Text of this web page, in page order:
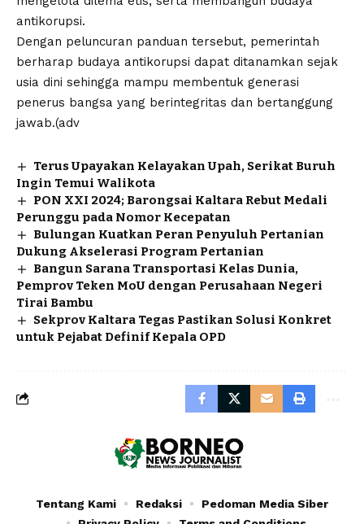
antikorupsi.
Dengan peluncuran panduan tersebut, pemerintah
berharap budaya antikorupsi dapat ditanamkan sejak
usia dini sehingga mampu membentuk generasi
penerus bangsa yang berintegritas dan bertanggung
jawab.(adv
Terus Upayakan Kelayakan Upah, Serikat Buruh
Ingin Temui Walikota
PON XXI 2024; Barongsai Kaltara Rebut Medali
Perunggu pada Nomor Kecepatan
Bulungan Kuatkan Peran Penyuluh Pertanian
Dukung Akselerasi Program Pertanian
Bangun Sarana Transportasi Kelas Dunia,
Pemprov Teken MoU dengan Perusahaan Negeri
Tirai Bambu
Sekprov Kaltara Tegas Pastikan Solusi Konkret
untuk Pejabat Definif Kepala OPD
Tentang Kami Redaksi
Pedoman Media Siber